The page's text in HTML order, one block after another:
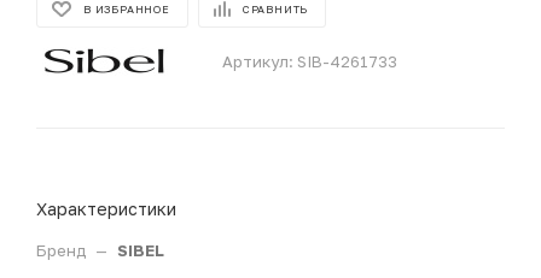
В ИЗБРАННОЕ СРАВНИТЬ
Артикул: SIB-4261733
Характеристики
Бренд — SIBEL